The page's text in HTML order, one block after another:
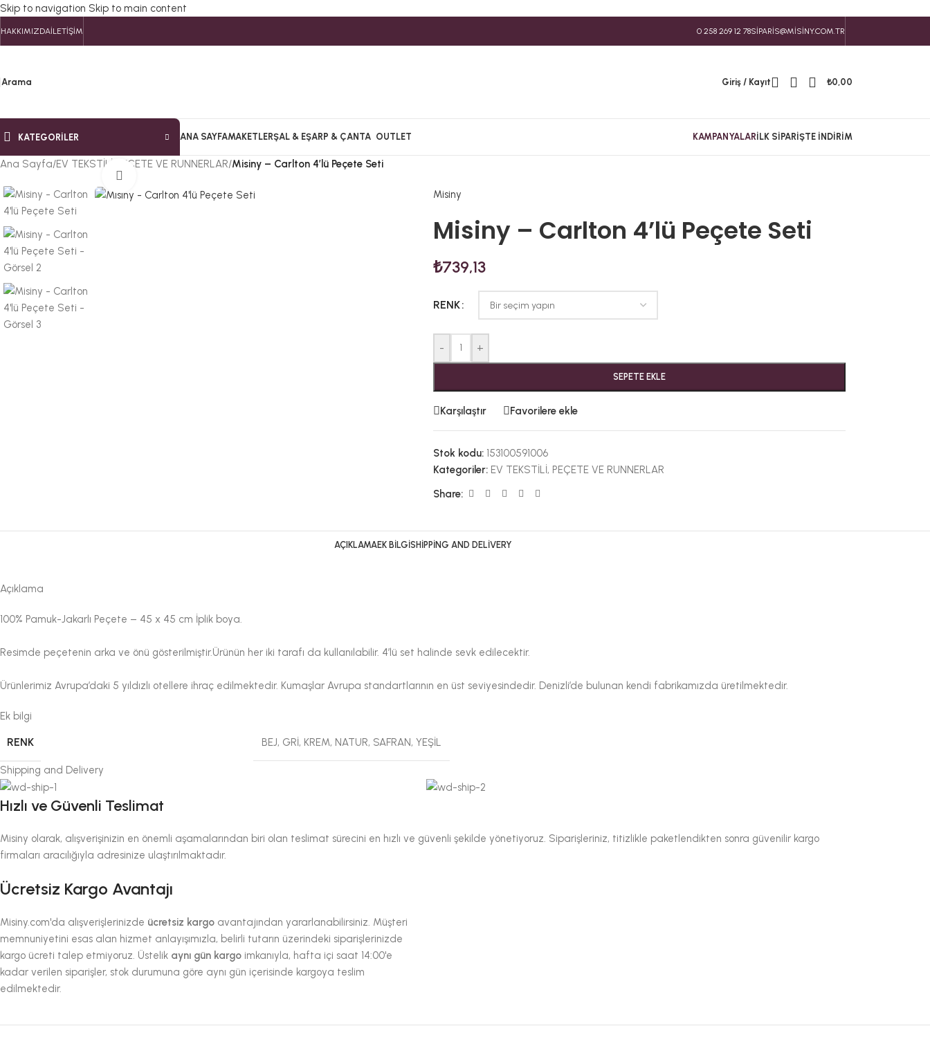
Skip to navigation Skip to main content
HAKKIMIZDAİLETIŞIM 0 258 269 12 78SIPARIS@MISINY.COM.TR
Arama Giriş / Kayıt ₺0,00
KATEGORILER ANA SAYFAMAKETLERŞAL & EŞARP & ÇANTA OUTLET KAMPANYALARİLK SIPARIŞTE İNDIRIM
Ana Sayfa/EV TEKSTİLİ PEÇETE VE RUNNERLAR/Misiny – Carlton 4’lü Peçete Seti
Misiny
Misiny – Carlton 4’lü Peçete Seti
₺739,13
RENK
- +
SEPETE EKLE
Karşılaştır Favorilere ekle
Stok kodu: 153100591006
Kategoriler: EV TEKSTİLİ, PEÇETE VE RUNNERLAR
Share:
AÇIKLAMAEK BILGISHIPPING AND DELIVERY
Açıklama
100% Pamuk-Jakarlı Peçete – 45 x 45 cm İplik boya.
Resimde peçetenin arka ve önü gösterilmiştir.Ürünün her iki tarafı da kullanılabilir. 4’lü set halinde sevk edilecektir.
Ürünlerimiz Avrupa’daki 5 yıldızlı otellere ihraç edilmektedir. Kumaşlar Avrupa standartlarının en üst seviyesindedir. Denizli’de bulunan kendi fabrikamızda üretilmektedir.
Ek bilgi
RENK BEJ, GRİ, KREM, NATUR, SAFRAN, YEŞİL
Shipping and Delivery
Hızlı ve Güvenli Teslimat
Misiny olarak, alışverişinizin en önemli aşamalarından biri olan teslimat sürecini en hızlı ve güvenli şekilde yönetiyoruz. Siparişleriniz, titizlikle paketlendikten sonra güvenilir kargo
firmaları aracılığıyla adresinize ulaştırılmaktadır.
Ücretsiz Kargo Avantajı
Misiny.com'da alışverişlerinizde ücretsiz kargo avantajından yararlanabilirsiniz. Müşteri
memnuniyetini esas alan hizmet anlayışımızla, belirli tutarın üzerindeki siparişlerinizde
kargo ücreti talep etmiyoruz. Üstelik aynı gün kargo imkanıyla, hafta içi saat 14:00'e
kadar verilen siparişler, stok durumuna göre aynı gün içerisinde kargoya teslim
edilmektedir.